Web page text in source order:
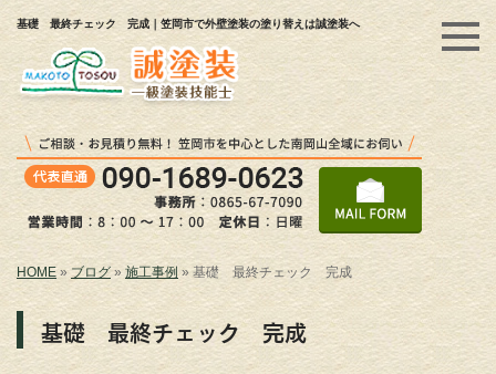
基礎 最終チェック 完成｜笠岡市で外壁塗装の塗り替えは誠塗装へ
HOME» ブログ» 施工事例 » 基礎 最終チェック 完成
基礎 最終チェック 完成